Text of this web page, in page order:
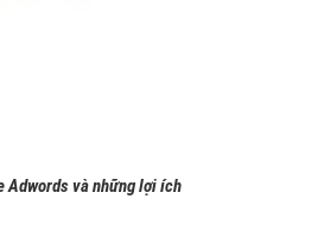
Adwords và những lợi ích